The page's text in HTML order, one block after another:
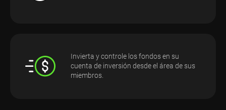
Invierta y controle los fondos en su
cuenta de inversión desde el área de sus
miembros.